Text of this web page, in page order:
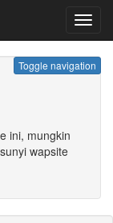
Toggle navigation
ini, mungkin
wapsite